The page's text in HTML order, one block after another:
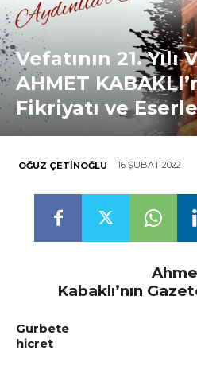
Vefatının 21. Yılı
AHMET
Fikriyatı ve
OĞUZ ÇETINOĞLU 16 ŞUBAT 2022
Kabaklı’nın
Gurbete
hicret